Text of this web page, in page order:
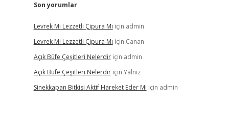
Son yorumlar
Levrek Mi Lezzetli Çipura Mı için admin
Levrek Mi Lezzetli Çipura Mı için Canan
Açık Büfe Çeşitleri Nelerdiriçin admin
Açık Büfe Çeşitleri Nelerdiriçin Yalnız
Sinekkapan Bitkisi Aktif Hareket Eder Mi için admin